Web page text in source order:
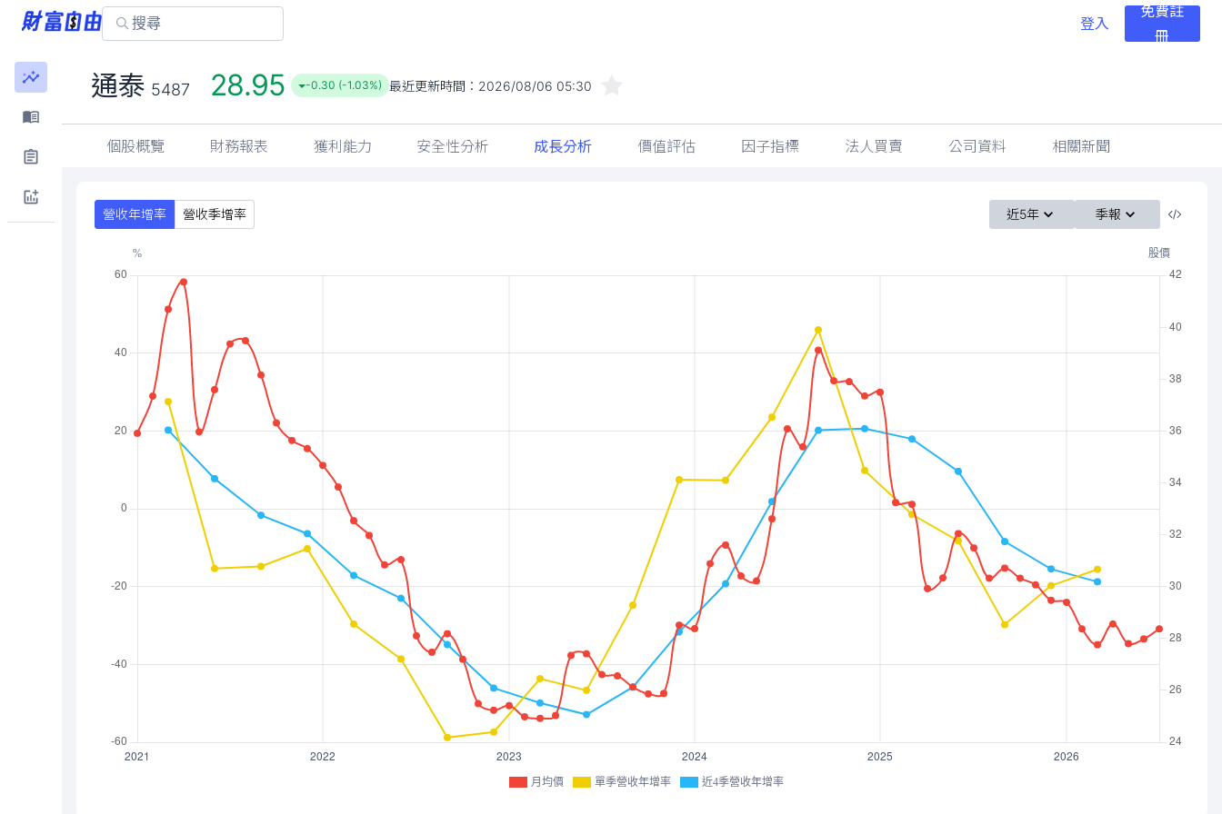
登入
免費註
冊
通泰 5487 28.95 -0.30 (-1.03%) 最近更新時間： 2026/08/06 05:30
個股概覽 財務報表 獲利能力 安全性分析 成長分析 價值評估 因子指標 法人買賣 公司資料 相關新聞
營收年增率 營收季增率 近5年 季報
月均價 單季營收年增率 近4季營收年增率